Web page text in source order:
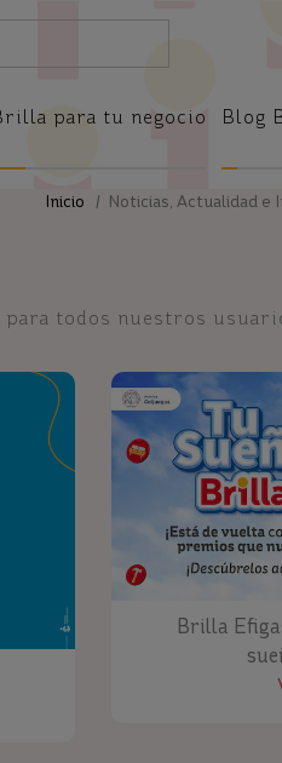
para tu negocio Blog
Inicio / Noticias, Actualidad e
todos nuestros
Brilla